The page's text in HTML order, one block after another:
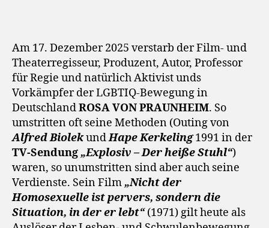
Am 17. Dezember 2025 verstarb der Film- und
Theaterregisseur, Produzent, Autor, Professor
für Regie und natürlich Aktivist unds
Vorkämpfer der LGBTIQ-Bewegung in
DeutschlandROSA VON PRAUNHEIM. So
umstritten oft seine Methoden (Outing von
Alfred BiolekundHape Kerkeling1991 in der
TV-Sendung „Explosiv – Der heiße Stuhl“)
waren, so unumstritten sind aber auch seine
Verdienste. Sein Film „Nicht der
Homosexuelle ist pervers, sondern die
Situation, in der er lebt“(1971) gilt heute als